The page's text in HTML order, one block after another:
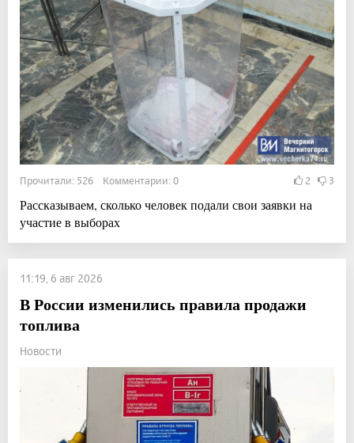
Прочитали: 526 Комментарии: 0 2 3
Рассказываем, сколько человек подали свои заявки на
участие в выборах
11:19, 6 авг 2026
В России изменились правила продажи
топлива
Новости